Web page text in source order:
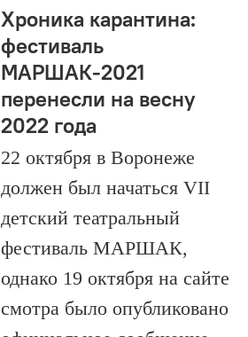
Хроника карантина:
фестиваль
МАРШАК-2021
перенесли на весну
2022 года
22 октября в Воронеже
должен был начаться VII
детский театральный
фестиваль МАРШАК,
однако 19 октября на сайте
смотра было опубликовано